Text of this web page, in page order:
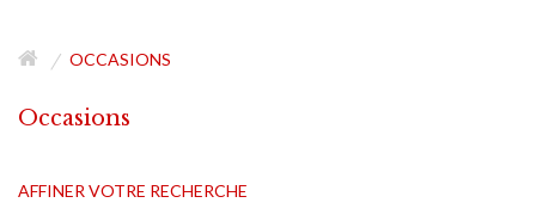
OCCASIONS
Occasions
AFFINER VOTRE RECHERCHE